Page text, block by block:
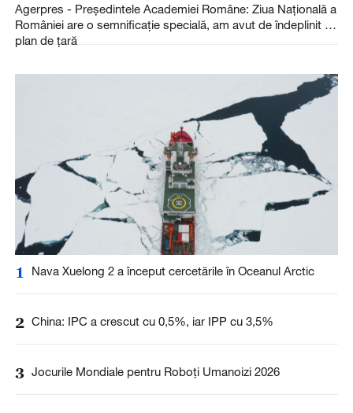
Agerpres - Președintele Academiei Române: Ziua Națională a
României are o semnificație specială, am avut de îndeplinit un
plan de țară
1 Nava Xuelong 2 a început cercetările în Oceanul Arctic
2 China: IPC a crescut cu 0,5%, iar IPP cu 3,5%
3 Jocurile Mondiale pentru Roboți Umanoizi 2026